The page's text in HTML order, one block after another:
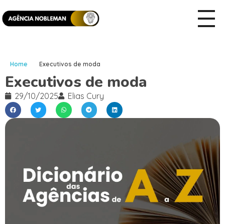
Home Executivos de moda
Executivos de moda
29/10/2025 Elias Cury